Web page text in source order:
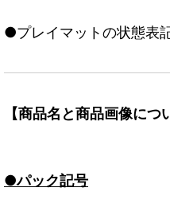
●プレイマットの状態表
【商品名と商品画像につ
●パック記号